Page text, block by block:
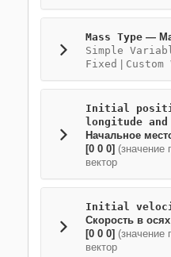
Mass Type —
Simple
Fixed
Initial
longitude
Начальное
[0 0 0] (значение
вектор
Initial
Скорость в
[0 0 0] (значение
вектор